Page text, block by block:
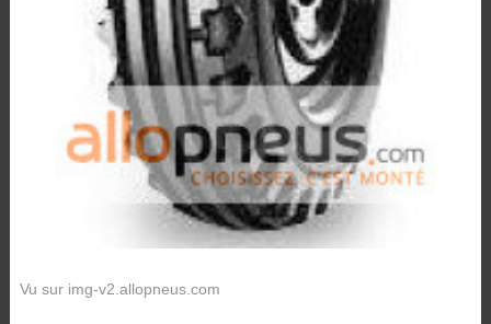
Vu sur img-v2.allopneus.com